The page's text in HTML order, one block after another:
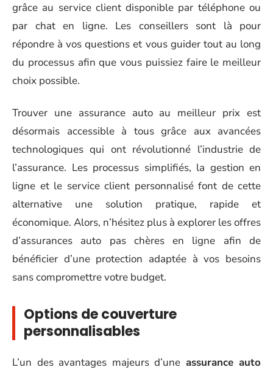
grâce au service client disponible par téléphone ou
par chat en ligne. Les conseillers sont là pour
répondre à vos questions et vous guider tout au long
du processus afin que vous puissiez faire le meilleur
choix possible.
Trouver une assurance auto au meilleur prix est
désormais accessible à tous grâce aux avancées
technologiques qui ont révolutionné l’industrie de
l’assurance. Les processus simplifiés, la gestion en
ligne et le service client personnalisé font de cette
alternative une solution pratique, rapide et
économique. Alors, n’hésitez plus à explorer les offres
d’assurances auto pas chères en ligne afin de
bénéficier d’une protection adaptée à vos besoins
sans compromettre votre budget.
Options de couverture
personnalisables
L’un des avantages majeurs d’une assurance auto